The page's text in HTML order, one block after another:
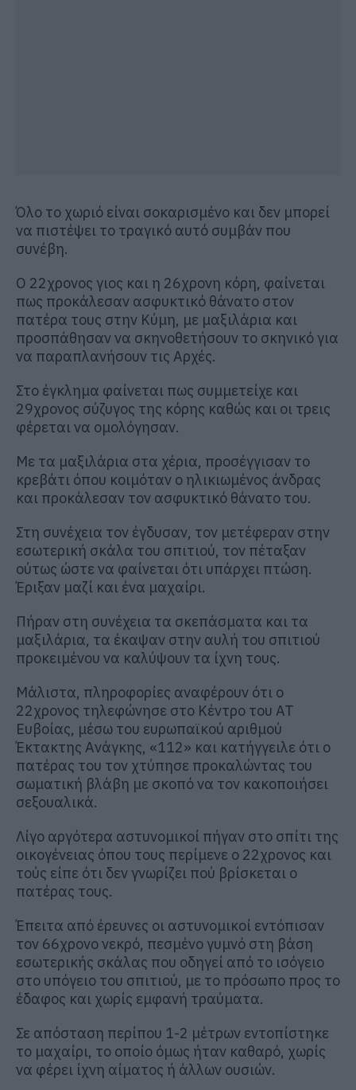
Όλο το χωριό είναι σοκαρισμένο και δεν μπορεί
να πιστέψει το τραγικό αυτό συμβάν που
συνέβη.
Ο 22χρονος γιος και η 26χρονη κόρη, φαίνεται
πως προκάλεσαν ασφυκτικό θάνατο στον
πατέρα τους στην Κύμη, με μαξιλάρια και
προσπάθησαν να σκηνοθετήσουν το σκηνικό για
να παραπλανήσουν τις Αρχές.
Στο έγκλημα φαίνεται πως συμμετείχε και
29χρονος σύζυγος της κόρης καθώς και οι τρεις
φέρεται να ομολόγησαν.
Με τα μαξιλάρια στα χέρια, προσέγγισαν το
κρεβάτι όπου κοιμόταν ο ηλικιωμένος άνδρας
και προκάλεσαν τον ασφυκτικό θάνατο του.
Στη συνέχεια τον έγδυσαν, τον μετέφεραν στην
εσωτερική σκάλα του σπιτιού, τον πέταξαν
ούτως ώστε να φαίνεται ότι υπάρχει πτώση.
Έριξαν μαζί και ένα μαχαίρι.
Πήραν στη συνέχεια τα σκεπάσματα και τα
μαξιλάρια, τα έκαψαν στην αυλή του σπιτιού
προκειμένου να καλύψουν τα ίχνη τους.
Μάλιστα, πληροφορίες αναφέρουν ότι ο
22χρονος τηλεφώνησε στο Κέντρο του ΑΤ
Ευβοίας, μέσω του ευρωπαϊκού αριθμού
Έκτακτης Ανάγκης, «112» και κατήγγειλε ότι ο
πατέρας του τον χτύπησε προκαλώντας του
σωματική βλάβη με σκοπό να τον κακοποιήσει
σεξουαλικά.
Λίγο αργότερα αστυνομικοί πήγαν στο σπίτι της
οικογένειας όπου τους περίμενε ο 22χρονος και
τούς είπε ότι δεν γνωρίζει πού βρίσκεται ο
πατέρας τους.
Έπειτα από έρευνες οι αστυνομικοί εντόπισαν
τον 66χρονο νεκρό, πεσμένο γυμνό στη βάση
εσωτερικής σκάλας που οδηγεί από το ισόγειο
στο υπόγειο του σπιτιού, με το πρόσωπο προς το
έδαφος και χωρίς εμφανή τραύματα.
Σε απόσταση περίπου 1-2 μέτρων εντοπίστηκε
το μαχαίρι, το οποίο όμως ήταν καθαρό, χωρίς
να φέρει ίχνη αίματος ή άλλων ουσιών.